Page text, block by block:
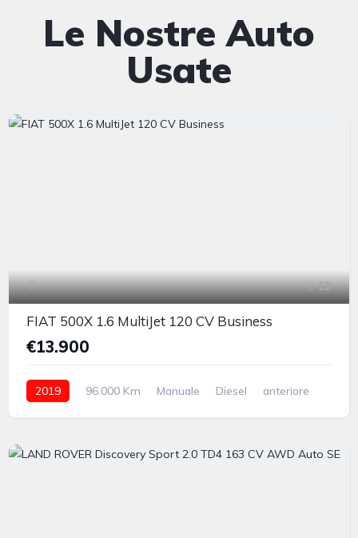
Le Nostre Auto
Usate
12
FIAT 500X 1.6 MultiJet 120 CV Business
€13.900
2019 96.000 Km Manuale Diesel anteriore